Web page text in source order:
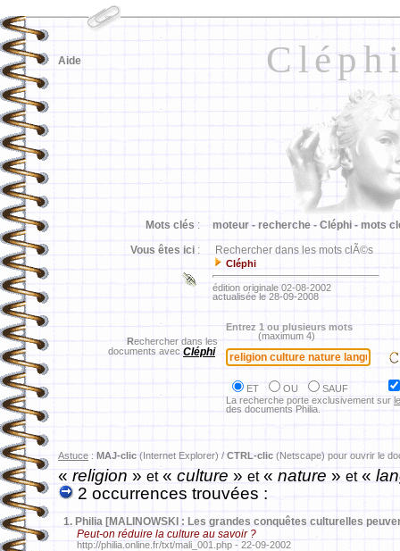
Aide
Mots clés : moteur - recherche - Cléphi - mots
Vous êtes ici : Rechercher dans les mots clÃ©s
Cléphi
édition originale 02-08-2002
actualisée le 28-09-2008
Rechercher dans les
documents avec Cléphi
Entrez 1 ou plusieurs mots
(maximum 4)
ET OU
SAUF
La recherche porte exclusivement sur
des documents Philia.
Astuce : MAJ-clic (Internet Explorer) / CTRL-clic (Netscape) pour ouvrir le
«religion» et« culture » et« nature » et«
2 occurrences trouvées :
1. Philia [MALINOWSKI : Les grandes conquêtes culturelles
Peut-on réduire la culture au savoir ?
http://philia.online.fr/txt/mali_001.php - 22-09-2002